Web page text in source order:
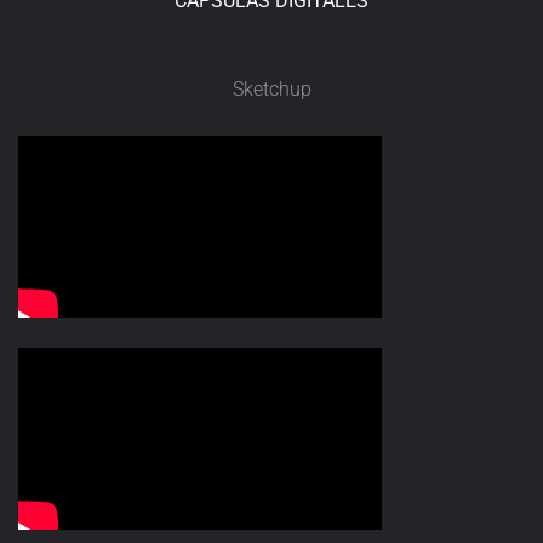
Sketchup​